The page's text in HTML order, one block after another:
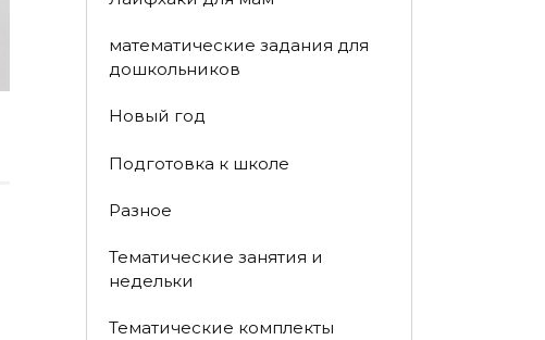
математические задания для
дошкольников
Новый год
Подготовка к школе
Разное
Тематические занятия и
недельки
Тематические комплекты